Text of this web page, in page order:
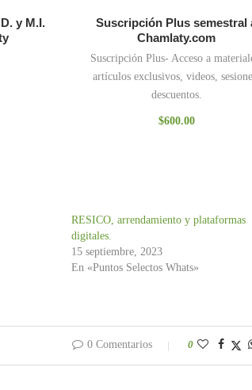
y M.I.
Suscripción Plus semestral
Chamlaty.com
Suscripción Plus- Acceso a
artículos exclusivos, videos,
descuentos.
$600.00
RESICO, arrendamiento y plataformas
digitales.
15 septiembre, 2023
En «Puntos Selectos Whats»
0 Comentarios 0